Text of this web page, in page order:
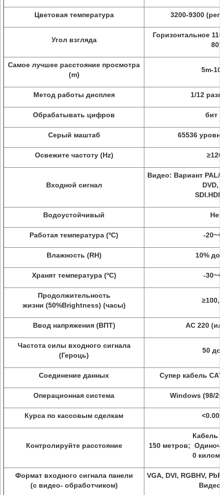
Цветовая температура 3200-9300
Угол взгляда
Горизонтальное
Самое лучшее расстояние просмотра
(m)
5m-
Метод работы дисплея 1/12
Обрабатывать цифров бит
Серый маштаб 65536
Освежите частоту (Hz)
Входной сигнал
Видео: Вариант
Водоустойчивый
Работая температура (ºC) -
Влажность (RH) 10%
Хранят температура (ºC) -
Продолжительность
жизни (50%Brightness) (часы)
Ввод напряжения (ВПТ) AC 220
Частота силы входного сигнала
(Героць)
50
Соединение данных Супер кабель
Операционная система Windows (98/
Курса по кассовым сделкам
Контролируйте расстояние
Кабель
150 метров;
0
Формат входного сигнала панели
(с видео- обработчиком)
VGA, DVI, RGBHV,